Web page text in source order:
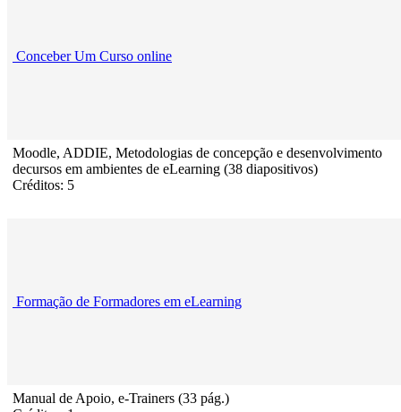
Conceber Um Curso online
Moodle, ADDIE, Metodologias de concepção e desenvolvimento
decursos em ambientes de eLearning (38 diapositivos)
Créditos: 5
Formação de Formadores em eLearning
Manual de Apoio, e-Trainers (33 pág.)